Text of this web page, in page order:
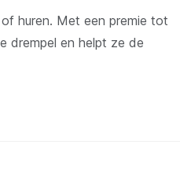
huren. Met een premie tot
drempel en helpt ze de